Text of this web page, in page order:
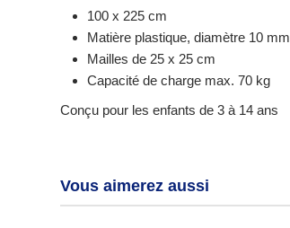
100 x 225 cm
Matière plastique, diamètre 10 mm
Mailles de 25 x 25 cm
Capacité de charge max. 70 kg
Conçu pour les enfants de 3 à 14 ans
Vous aimerez aussi